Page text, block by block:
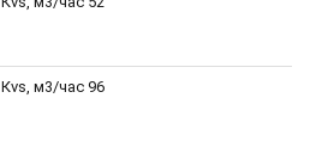
Кvs, м3/час 96